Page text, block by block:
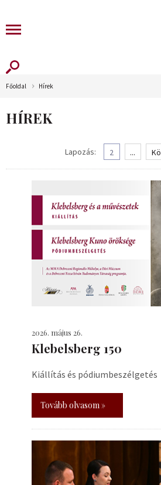
Főoldal Hírek
HÍREK
Lapozás: 2 ...
2026. május 26.
Klebelsberg 150
Kiállítás és pódiumbeszélgetés
Tovább olvasom »